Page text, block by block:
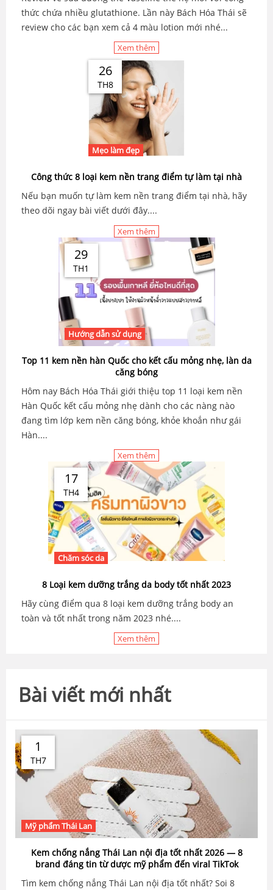
thức chứa nhiều glutathione. Lần này Bách Hóa Thái sẽ
review cho các bạn xem cả 4 màu lotion mới nhé...
Xem thêm
26
TH8
Mẹo làm đẹp
Công thức 8 loại kem nền trang điểm tự làm tại nhà
Nếu bạn muốn tự làm kem nền trang điểm tại nhà, hãy
theo dõi ngay bài viết dưới đây....
Xem thêm
29
TH1
Hướng dẫn sử dụng
Top 11 kem nền hàn Quốc cho kết cấu mỏng nhẹ, làn da
căng bóng
Hôm nay Bách Hóa Thái giới thiệu top 11 loại kem nền
Hàn Quốc kết cấu mỏng nhẹ dành cho các nàng nào
đang tìm lớp kem nền căng bóng, khỏe khoắn như gái
Hàn....
Xem thêm
17
TH4
Chăm sóc da
8 Loại kem dưỡng trắng da body tốt nhất 2023
Hãy cùng điểm qua 8 loại kem dưỡng trắng body an
toàn và tốt nhất trong năm 2023 nhé....
Xem thêm
Bài viết mới nhất
1
TH7
Mỹ phẩm Thái Lan
Kem chống nắng Thái Lan nội địa tốt nhất 2026 — 8
brand đáng tin từ dược mỹ phẩm đến viral TikTok
Tìm kem chống nắng Thái Lan nội địa tốt nhất? Soi 8